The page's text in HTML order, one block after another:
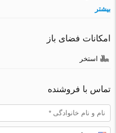
بیشتر
امکانات فضای باز
استخر
تماس با فروشنده